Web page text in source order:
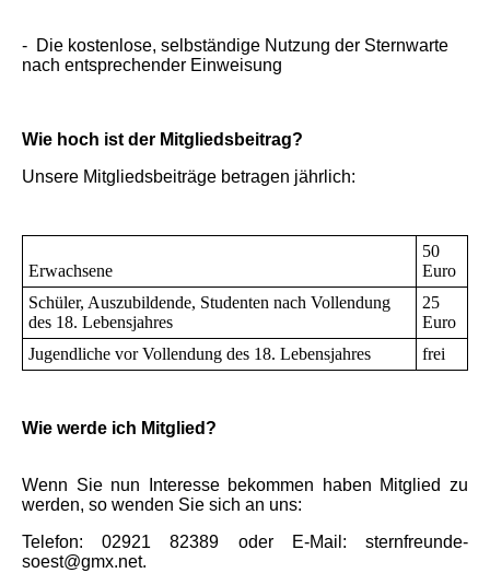
- Die kostenlose, selbständige Nutzung der Sternwarte
nach entsprechender Einweisung
Wie hoch ist der Mitgliedsbeitrag?
Unsere Mitgliedsbeiträge betragen jährlich:
Erwachsene
50
Euro
Schüler, Auszubildende, Studenten nach Vollendung
des 18. Lebensjahres
25
Euro
Jugendliche vor Vollendung des 18. Lebensjahres
frei
Wie werde ich Mitglied?
Wenn Sie nun Interesse bekommen haben Mitglied zu
werden, so wenden Sie sich an uns:
Telefon: 02921 82389 oder E-Mail: sternfreunde-
soest@gmx.net.